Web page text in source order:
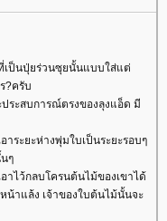
ป็นปุ่ยร่วนซุยนั้นแบบใส่แต่
?ครับ
ระสบการณ์ตรงของลุงแอ็ด มี
าระยะห่างพุ่มใบเป็นระยะรอบๆ
ๆ
าไว้กลบโครนต้นไม้ของเขาได้
น้าแล้ง เจ้าของใบต้นไม้นั้นจะ